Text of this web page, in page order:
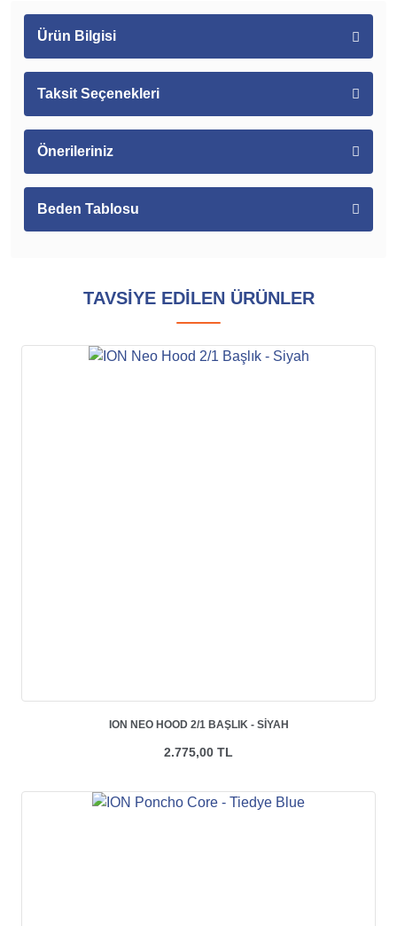
Ürün Bilgisi
Taksit Seçenekleri
Önerileriniz
Beden Tablosu
TAVSİYE EDİLEN ÜRÜNLER
ION NEO HOOD 2/1 BAŞLIK - SIYAH
2.775,00 TL